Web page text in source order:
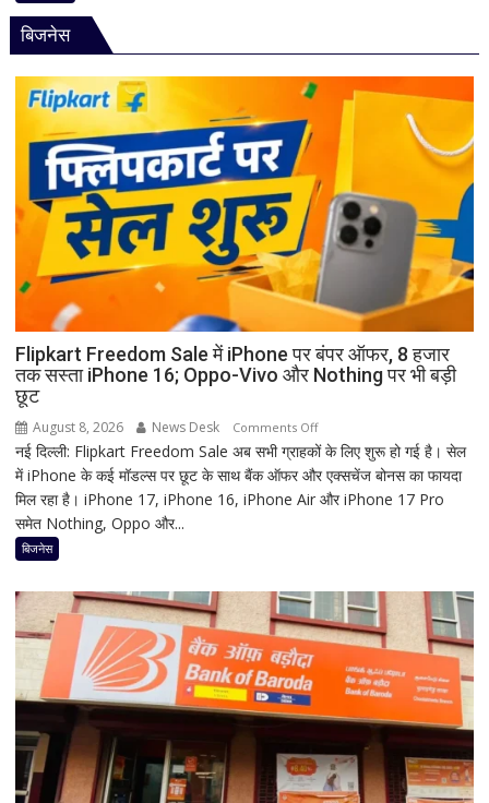
शिव
की
बाबा
बैद्यनाथ
होता
है
मां
काली
का
श्रृंगार?
हृदयपीठ
का
रहस्य
बिजनेस
Flipkart Freedom Sale में iPhone पर बंपर ऑफर, 8 हजार
तक सस्ता iPhone 16; Oppo-Vivo और Nothing पर भी बड़ी
छूट
August 8, 2026 News Desk Comments Offon
Flipkart
Freedom
Sale
बंपर
ऑफर,
8
हजार
सस्ता
16;
Oppo-
नई दिल्ली: Flipkart Freedom Sale अब सभी ग्राहकों के लिए शुरू हो गई है। सेल
में iPhone के कई मॉडल्स पर छूट के साथ बैंक ऑफर और एक्सचेंज बोनस का फायदा
मिल रहा है। iPhone 17, iPhone 16, iPhone Air और iPhone 17 Pro
समेत Nothing, Oppo और...
बिजनेस